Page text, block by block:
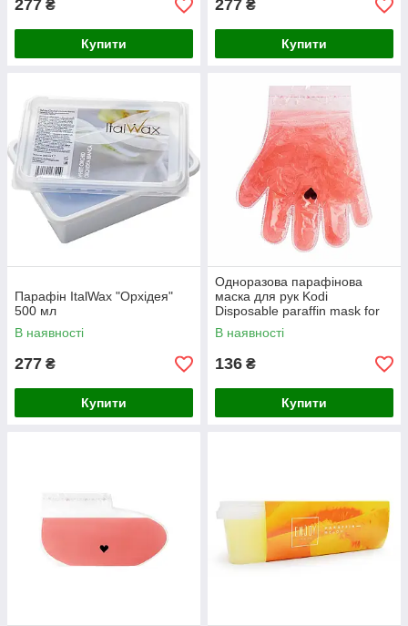
277 ₴
Купити
277 ₴
Купити
Парафін ItalWax "Орхідея"
500 мл
В наявності
277 ₴
Купити
Одноразова парафінова
маска для рук Kodi
Disposable paraffin mask for
hands 2шт, 70 г
В наявності
136 ₴
Купити